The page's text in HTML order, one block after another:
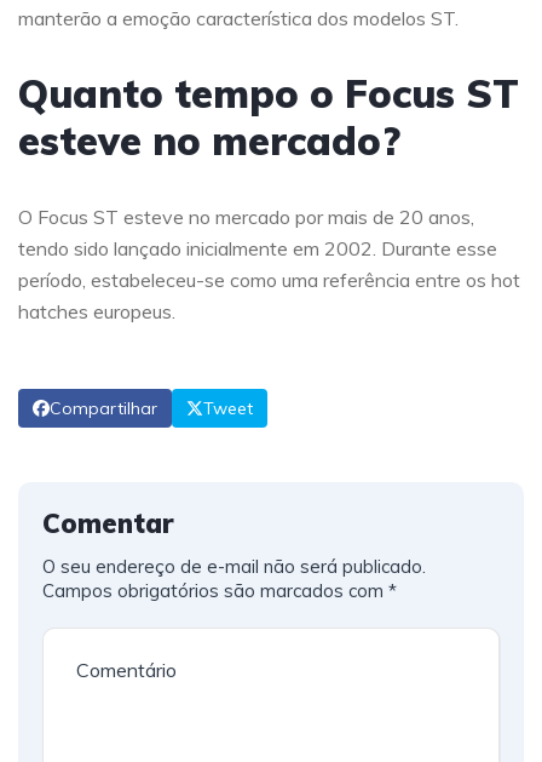
manterão a emoção característica dos modelos ST.
Quanto tempo o Focus ST
esteve no mercado?
O Focus ST esteve no mercado por mais de 20 anos,
tendo sido lançado inicialmente em 2002. Durante esse
período, estabeleceu-se como uma referência entre os hot
hatches europeus.
Compartilhar Tweet
Comentar
O seu endereço de e-mail não será publicado.
Campos obrigatórios são marcados com *